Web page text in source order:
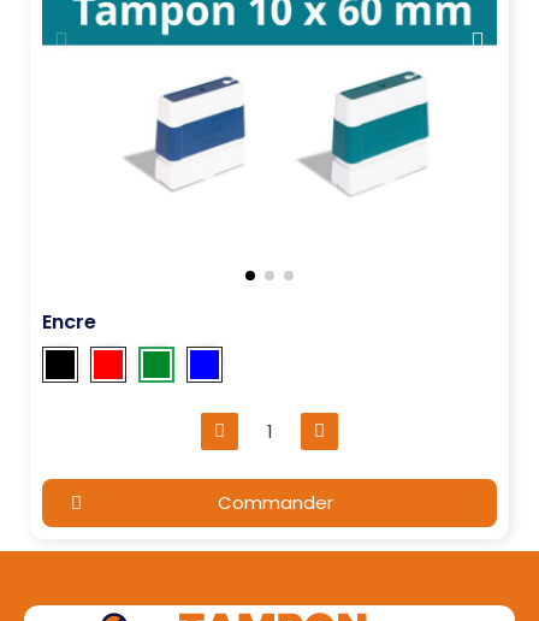
Encre
Commander